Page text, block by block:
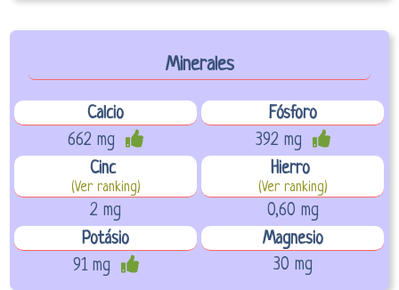
Minerales
Calcio
Fósforo
662 mg
392 mg
Cinc
(Ver ranking)
Hierro
(Ver ranking)
2 mg
0,60 mg
Potásio
Magnesio
91 mg
30 mg